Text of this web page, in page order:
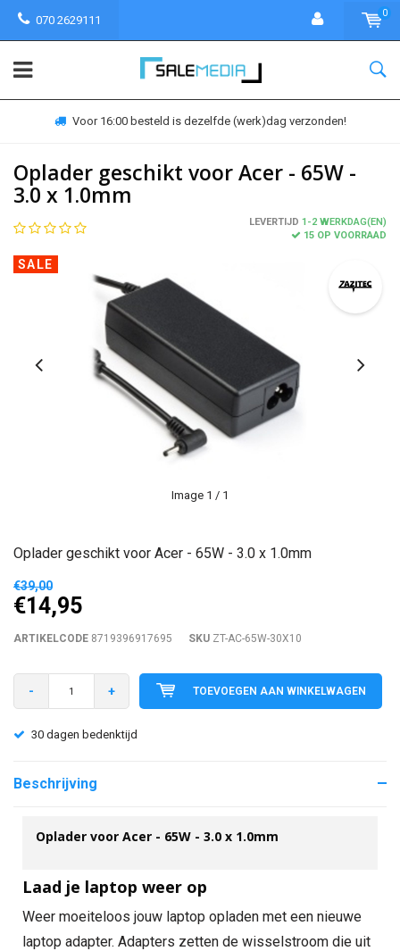
070 2629111
0
Voor 16:00 besteld is dezelfde (werk)dag verzonden!
Oplader geschikt voor Acer - 65W -
3.0 x 1.0mm
LEVERTIJD 1-2 WERKDAG(EN)
15 OP VOORRAAD
SALE
Image 1 / 1
Oplader geschikt voor Acer - 65W - 3.0 x 1.0mm
€39,00
€14,95
ARTIKELCODE 8719396917695 SKU ZT-AC-65W-30X10
- + TOEVOEGEN AAN WINKELWAGEN
30 dagen bedenktijd
Beschrijving
Oplader voor Acer - 65W - 3.0 x 1.0mm
Laad je laptop weer op
Weer moeiteloos jouw laptop opladen met een nieuwe
laptop adapter. Adapters zetten de wisselstroom die uit